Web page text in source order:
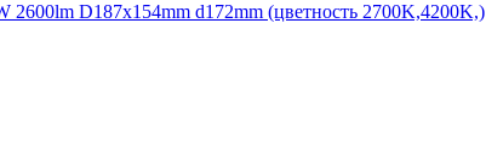
D187x154mm d172mm (цветность 2700K,4200K,)